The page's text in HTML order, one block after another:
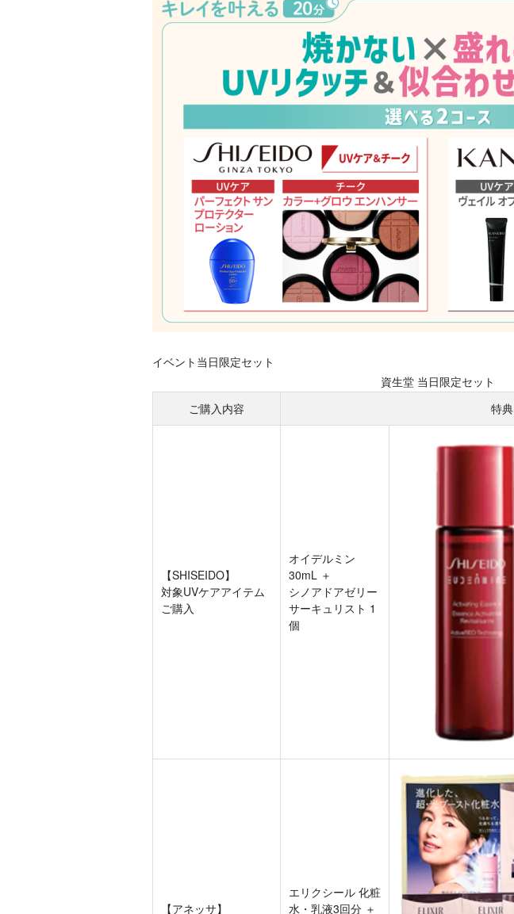
イベント当日限定セット
資生堂 当日限定セット
ご購入内容
特典
【SHISEIDO】
対象UVケアアイテム
ご購入
オイデルミン
30mL ＋
シノアドアゼリー
サーキュリスト 1
個
【アネッサ】
エリクシール 化粧
水・乳液3回分 ＋